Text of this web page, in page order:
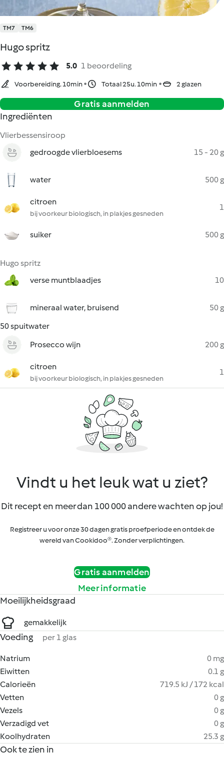
TM7 TM6
Hugo spritz
5.0 1 beoordeling
Voorbereiding. 10min Totaal 25u. 10min 2 glazen
Gratis aanmelden
Ingrediënten
Vlierbessensiroop
gedroogde vlierbloesems
15 - 20 g
water 500 g
citroen
bij voorkeur biologisch, in plakjes gesneden
1
suiker 500 g
Hugo spritz
verse muntblaadjes
10
mineraal water, bruisend
50 g
50 spuitwater
Prosecco wijn
200 g
citroen
bij voorkeur biologisch, in plakjes gesneden
1
Vindt u het leuk wat u ziet?
Dit recept en meer dan 100 000 andere wachten op jou!
Registreer u voor onze 30 dagen gratis proefperiode en ontdek de
wereld van Cookidoo®. Zonder verplichtingen.
Gratis aanmelden
Meer informatie
Moeilijkheidsgraad
gemakkelijk
Voeding per 1 glas
Natrium
0 mg
Eiwitten
0.1 g
Calorieën
719.5 kJ / 172 kcal
Vetten
0 g
Vezels
0 g
Verzadigd vet
0 g
Koolhydraten
25.3 g
Ook te zien in